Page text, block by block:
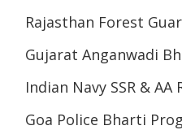
Rajasthan Forest
Gujarat Anganwadi
Indian Navy SSR &
Goa Police Bharti